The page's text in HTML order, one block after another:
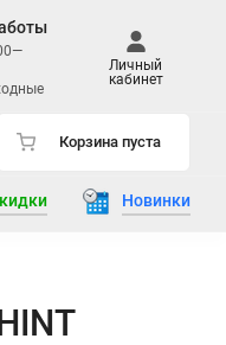
Личный
кабинет
Корзина пуста
Новинки